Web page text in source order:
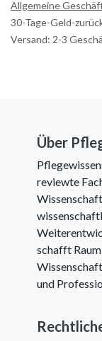
Allgemeine
30-Tage-Geld-
Versand: 2-3
Über
reviewte
schafft
und